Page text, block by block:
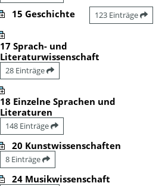
15 Geschichte 123 Einträge
17 Sprach- und
Literaturwissenschaft
28 Einträge
18 Einzelne Sprachen und
Literaturen
148 Einträge
20 Kunstwissenschaften
8 Einträge
24 Musikwissenschaft